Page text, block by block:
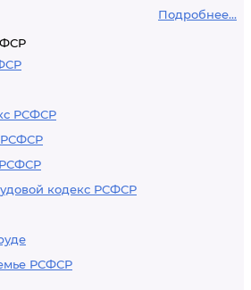
Подробнее...
РСФСР
кодекс РСФСР
РСФСР